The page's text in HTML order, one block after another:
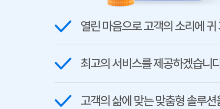
열린 마음으로 고객의 소리에
최고의 서비스를 제공하겠습니
고객의 삶에 맞는 맞춤형 솔루